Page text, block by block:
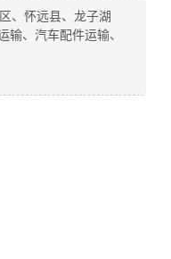
、怀远县、龙子湖
、汽车配件运输、